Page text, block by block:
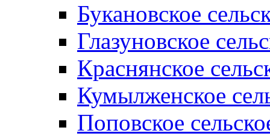
Букановское
Глазуновское
Краснянское
Кумылженское
Поповское